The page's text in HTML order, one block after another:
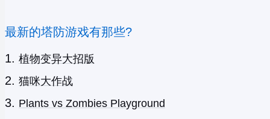
最新的塔防游戏有那些?
植物变异大招版
猫咪大作战
Plants vs Zombies Playground